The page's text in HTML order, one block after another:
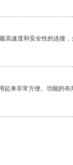
高速度和安全性的连接，
来非常方便。功能的布